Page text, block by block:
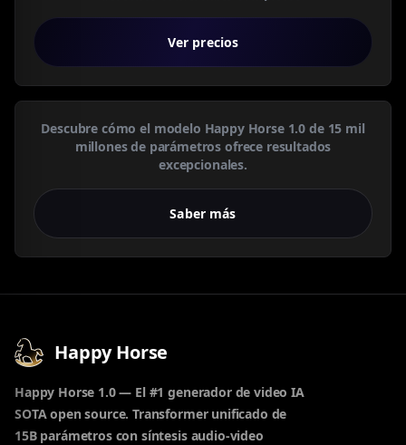
Ver precios
Descubre cómo el modelo Happy Horse 1.0 de 15 mil
millones de parámetros ofrece resultados
excepcionales.
Saber más
Happy Horse
Happy Horse 1.0 — El #1 generador de video IA
SOTA open source. Transformer unificado de
15B parámetros con síntesis audio-video